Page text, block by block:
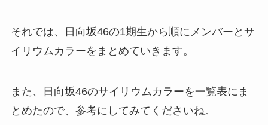
それでは、日向坂46の1期生から順にメンバーとサ
イリウムカラーをまとめていきます。
また、日向坂46のサイリウムカラーを一覧表にま
とめたので、参考にしてみてくださいね。